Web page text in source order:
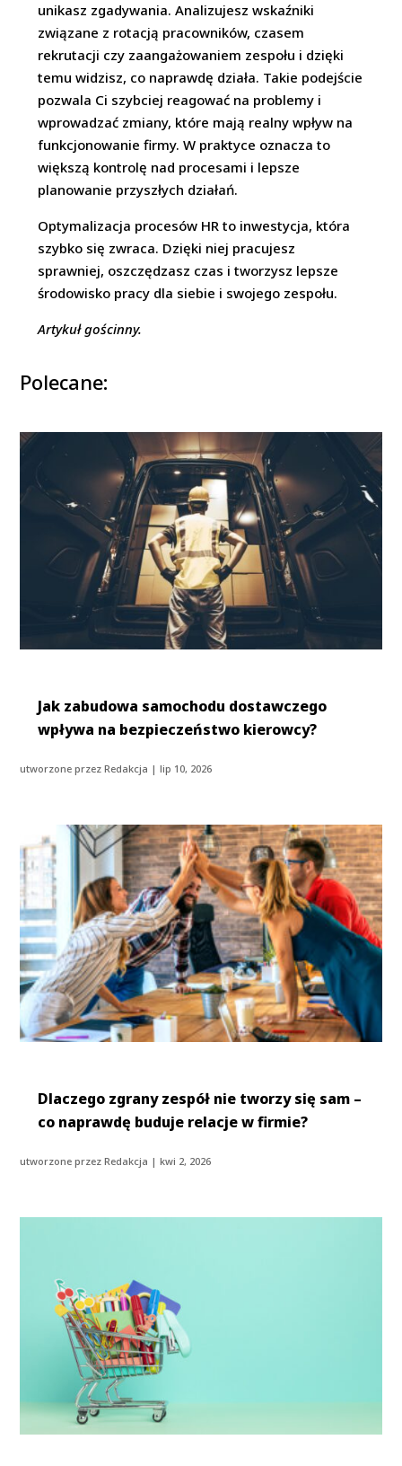
unikasz zgadywania. Analizujesz wskaźniki
związane z rotacją pracowników, czasem
rekrutacji czy zaangażowaniem zespołu i dzięki
temu widzisz, co naprawdę działa. Takie podejście
pozwala Ci szybciej reagować na problemy i
wprowadzać zmiany, które mają realny wpływ na
funkcjonowanie firmy. W praktyce oznacza to
większą kontrolę nad procesami i lepsze
planowanie przyszłych działań.
Optymalizacja procesów HR to inwestycja, która
szybko się zwraca. Dzięki niej pracujesz
sprawniej, oszczędzasz czas i tworzysz lepsze
środowisko pracy dla siebie i swojego zespołu.
Artykuł gościnny.
Polecane:
Jak zabudowa samochodu dostawczego
wpływa na bezpieczeństwo kierowcy?
utworzone przezRedakcja |lip 10, 2026
Dlaczego zgrany zespół nie tworzy się sam –
co naprawdę buduje relacje w firmie?
utworzone przezRedakcja |kwi 2, 2026